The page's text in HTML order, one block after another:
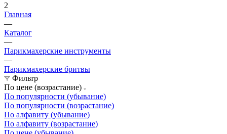
2
Главная
—
Каталог
—
Парикмахерские инструменты
—
Парикмахерские бритвы
Фильтр
По цене (возрастание)
По популярности (убывание)
По популярности (возрастание)
По алфавиту (убывание)
По алфавиту (возрастание)